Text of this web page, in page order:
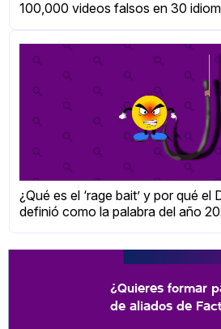
100,000 videos falsos en 30
¿Qué es el ‘rage bait’ y por qué
definió como la palabra del año
¿Quieres formar
de aliados de